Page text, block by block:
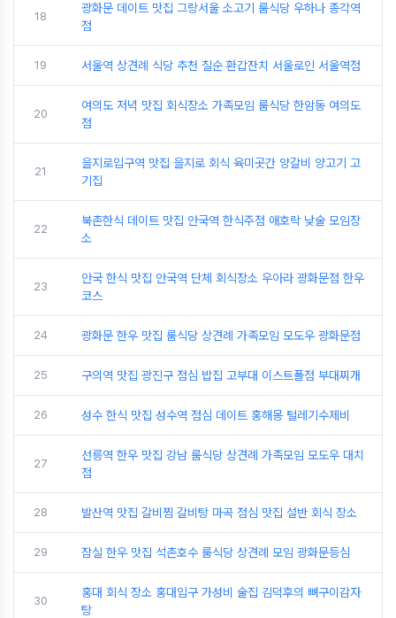
18
광화문 데이트 맛집 그랑서울 소고기 룸식당 우하나 종각역
점
19 서울역 상견례 식당 추천 칠순 환갑잔치 서울로인 서울역점
20
여의도 저녁 맛집 회식장소 가족모임 룸식당 한암동 여의도
점
21
을지로입구역 맛집 을지로 회식 육미곳간 양갈비 양고기 고
기집
22
북촌한식 데이트 맛집 안국역 한식주점 애호락 낮술 모임장
소
23
안국 한식 맛집 안국역 단체 회식장소 우아라 광화문점 한우
코스
24 광화문 한우 맛집 룸식당 상견례 가족모임 모도우 광화문점
25 구의역 맛집 광진구 점심 밥집 고부대 이스트폴점 부대찌개
26 성수 한식 맛집 성수역 점심 데이트 홍해몽 털레기수제비
27
선릉역 한우 맛집 강남 룸식당 상견례 가족모임 모도우 대치
점
28 발산역 맛집 갈비찜 갈비탕 마곡 점심 맛집 설반 회식 장소
29 잠실 한우 맛집 석촌호수 룸식당 상견례 모임 광화문등심
30
홍대 회식 장소 홍대입구 가성비 술집 김덕후의 뼈구이감자
탕